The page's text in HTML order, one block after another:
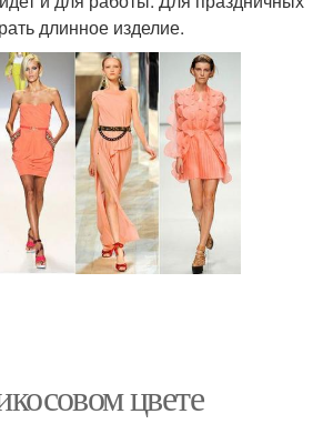
длинное изделие.
цвете